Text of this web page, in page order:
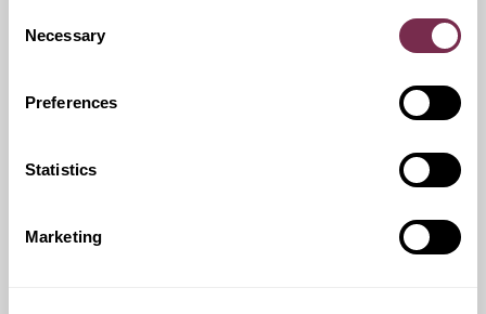
Selection
Necessary
Preferences
Statistics
Marketing
anche con pneumatici termici (se montabili sui cerchi in
dotazione), o in alternativa, qualora fosse possibile, con